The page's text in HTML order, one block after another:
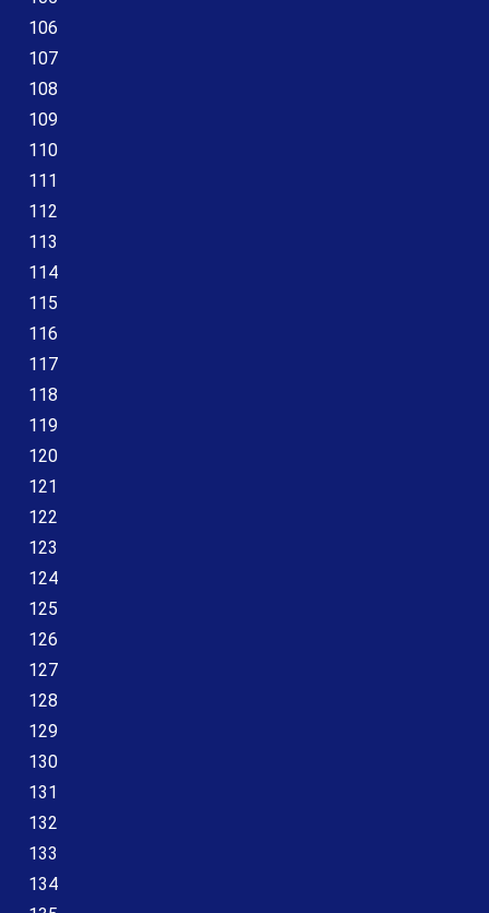
106
107
108
109
110
111
112
113
114
115
116
117
118
119
120
121
122
123
124
125
126
127
128
129
130
131
132
133
134